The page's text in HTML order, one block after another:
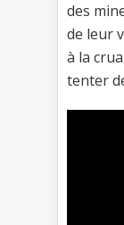
des
de leur
à la
tenter